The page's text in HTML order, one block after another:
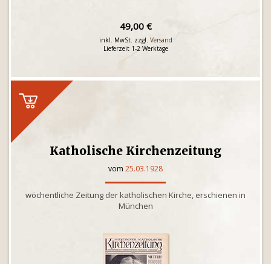
49,00 €
inkl. MwSt. zzgl. Versand
Lieferzeit 1-2 Werktage
Katholische Kirchenzeitung
vom 25.03.1928
wöchentliche Zeitung der katholischen Kirche, erschienen in
München